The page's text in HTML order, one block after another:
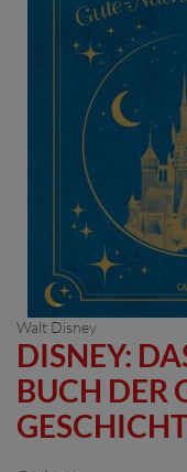
Walt Disney
DISNEY:
UCH DER